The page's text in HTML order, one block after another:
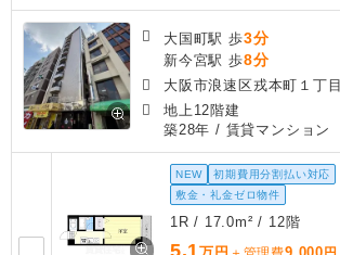
大国町駅 歩3分
新今宮駅 歩8分
大阪市浪速区戎本町１丁目
地上12階建
築28年 / 賃貸マンション
NEW
初期費用分割払い対応
敷金・礼金ゼロ物件
1R / 17.0m² / 12階
5.1